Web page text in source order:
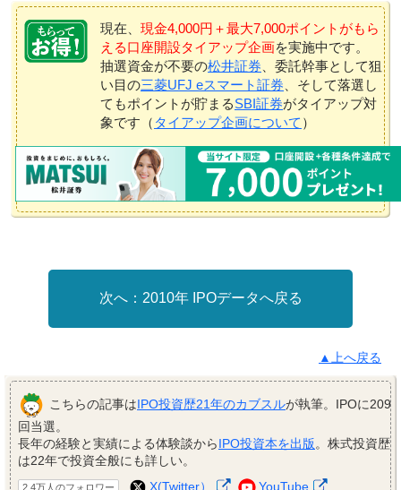
現在、 現金4,000円＋最大7,000ポイントがもら
える口座開設タイアップ企画を実施中です。
抽選資金が不要の松井証券 、委託幹事として狙
い目の三菱UFJ eスマート証券 、そして落選し
てもポイントが貯まるSBI証券がタイアップ対
象です（ タイアップ企画について ）
2010年 IPOデータへ戻る
▲上へ戻る
こちらの記事はIPO投資歴21年のカブスルが執筆。IPOに209
回当選。
長年の経験と実績による体験談からIPO投資本を出版。株式投資歴
は22年で投資全般にも詳しい。
2.4万人のフォロワー X(Twitter） YouTube